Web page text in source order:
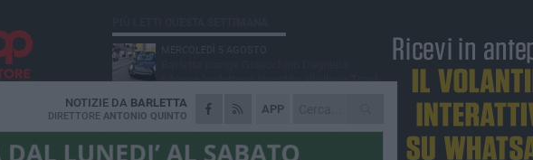
APP
NOTIZIE DA BARLETTA
DIRETTORE ANTONIO QUINTO
64enne barlettano investito all'alba a Trani
GIOVEDÌ 6 AGOSTO
Il ricordo di "Cecco", il benzinaio col
sorriso: «Contava i giorni che lo
separavano dalla pensione»
MERCOLEDÌ 5 AGOSTO